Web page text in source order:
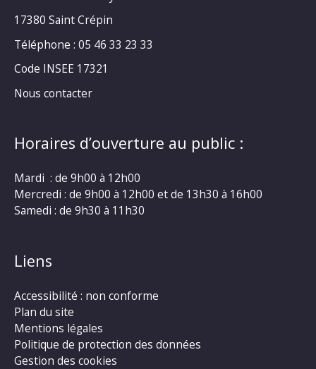
17380 Saint Crépin
Téléphone : 05 46 33 23 33
Code INSEE 17321
Nous contacter
Horaires d’ouverture au public :
Mardi : de 9h00 à 12h00
Mercredi : de 9h00 à 12h00 et de 13h30 à 16h00
Samedi : de 9h30 à 11h30
Liens
Accessibilité : non conforme
Plan du site
Mentions légales
Politique de protection des données
Gestion des cookies